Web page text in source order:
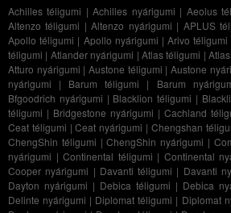
Achilles téligumi |Achilles nyárigumi | Aeolus
Altenzo téligumi |Altenzo nyárigumi | APLUS
Apollo téligumi | Apollo nyárigumi |Arivo téligumi
téligumi | Atlander nyárigumi | Atlas téligumi |
Atturo nyárigumi |Austone téligumi |Austone
nyárigumi | Barum téligumi | Barum
Bfgoodrich nyárigumi | Blacklion téligumi |
téligumi | Bridgestone nyárigumi | Cachland
Ceat téligumi |Ceat nyárigumi | Chengshan
ChengShin téligumi |ChengShin nyárigumi |
nyárigumi | Continental téligumi | Continental
Cooper nyárigumi | Davanti téligumi | Davanti
Dayton nyárigumi | Debica téligumi | Debica
Delinte nyárigumi | Diplomat téligumi | Diplomat